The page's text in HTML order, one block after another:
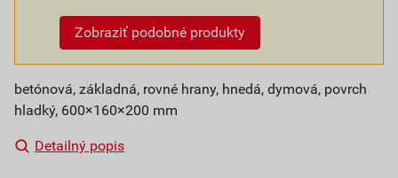
Zobraziť podobné produkty
betónová, základná, rovné hrany, hnedá, dymová, povrch
hladký, 600×160×200 mm
Detailný popis